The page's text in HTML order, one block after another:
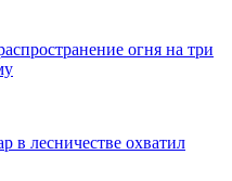
огня на три
в лесничестве охватил